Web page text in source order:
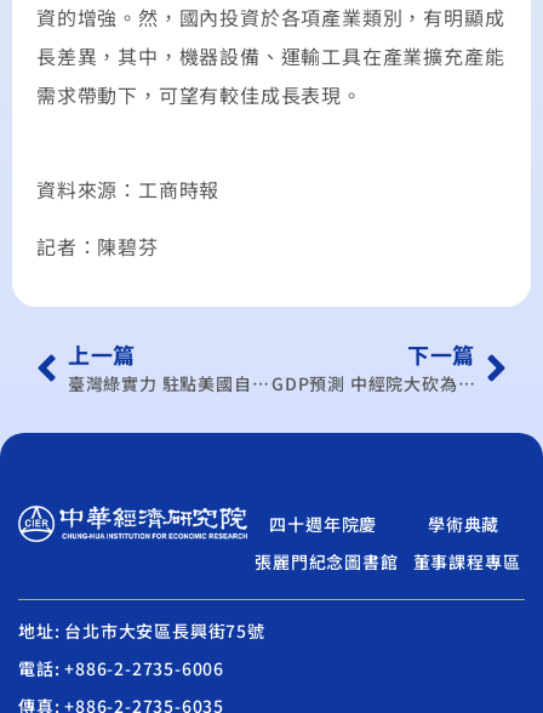
資的增強。然，國內投資於各項產業類別，有明顯成
長差異，其中，機器設備、運輸工具在產業擴充產能
需求帶動下，可望有較佳成長表現。
資料來源：工商時報
記者：陳碧芬
上一篇
臺灣綠實力 駐點美國自由公園
下一篇
GDP預測 中經院大砍為0.84%
四十週年院慶
學術典藏
張麗門紀念圖書館
董事課程專區
地址: 台北市大安區長興街75號
電話: +886-2-2735-6006
傳真: +886-2-2735-6035